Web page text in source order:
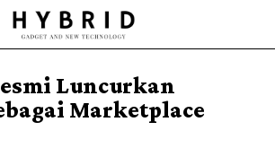
Luncurkan
Marketplace